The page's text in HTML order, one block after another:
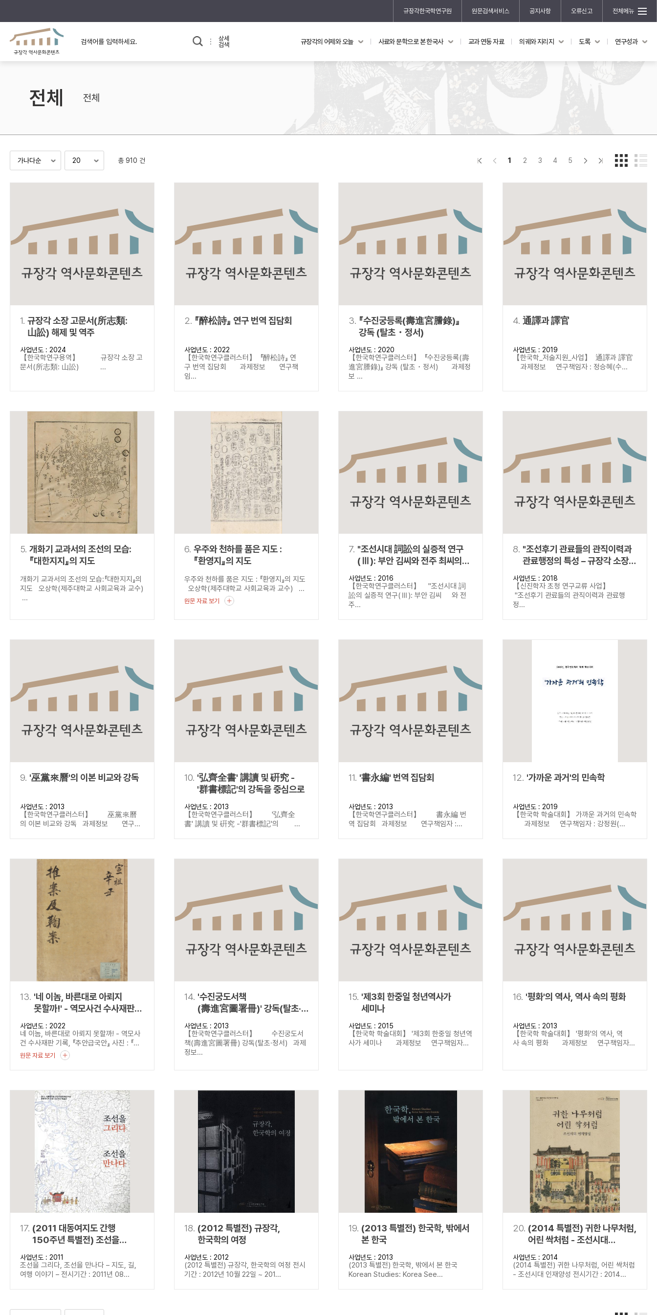
규장각한국학연구원 원문검색서비스 공지사항 오류신고 전체메뉴
규장각의 어제와 오늘
규장각 소개영상
사료와 문학으로 본
조선 후기
교과 연동 자료 의궤와 지리지 도록 연구성과
신진학자 초청 연구교류 사업
규장각-산기 연구비 지원 사업
홍재 한국학 펠로십 프로그램
상세
검색
검색 연산자 사용안내
사용 예
“정조”와 “정약용”이 동시에 포함된 자료를 검
OR 정조 OR 정약용 “정조” 또는 “정약용”이 포함된 자료를 검색
동시에 여러 개의 연산자를 사용할 수 있습니다.
규장각의 어제와 오늘 사료와 문학으로 본 한국사 교과 연동 자료 의궤와 지리지 도록 연구성과
전체 전체
총 910 건 1 2 3 4 5
1. 규장각 소장 고문서(所志類:
山訟) 해제 및 역주
사업년도 : 2024
【한국학연구용역】 규장각 소장 고
문서(所志類: 山訟) ...
2. 『醉松詩』 연구 번역 집담회
사업년도 : 2022
【한국학연구클러스터】 『醉松詩』 연
구 번역 집담회 과제정보 연구책
임...
3. 『수진궁등록(壽進宮謄錄)』
강독 (탈초・정서)
사업년도 : 2020
【한국학연구클러스터】 『수진궁등록(壽
進宮謄錄)』 강독 (탈초・정서) 과제정
보 ...
4. 通譯과 譯官
사업년도 : 2019
【한국학_저술지원_사업】 通譯과 譯官
과제정보 연구책임자 : 정승혜(수...
5. 개화기 교과서의 조선의 모습:
『대한지지』의 지도
개화기 교과서의 조선의 모습:『대한지지』의
지도 오상학(제주대학교 사회교육과 교수)
...
6. 우주와 천하를 품은 지도 :
『환영지』의 지도
우주와 천하를 품은 지도 : 『환영지』의 지도
오상학(제주대학교 사회교육과 교수) ...
원문 자료 보기
7. "조선시대 詞訟의 실증적 연구
(Ⅲ): 부안 김씨와 전주 최씨의
산송 자료 강독"
사업년도 : 2016
【한국학연구클러스터】 "조선시대 詞
訟의 실증적 연구(Ⅲ): 부안 김씨 와 전
주...
8. "조선후기 관료들의 관직이력과
관료행정의 특성 – 규장각 소장
‘정사책’(政事冊) 자료의 분석을
중심으로"
사업년도 : 2018
【신진학자 초청 연구교류 사업】
"조선후기 관료들의 관직이력과 관료행
정...
9. '巫黨來曆'의 이본 비교와 강독
사업년도 : 2013
【한국학연구클러스터】 巫黨來曆
의 이본 비교와 강독 과제정보 연구...
10. '弘齊全書' 講讀 및 硏究 -
'群書標記'의 강독을 중심으로
사업년도 : 2013
【한국학연구클러스터】 '弘齊全
書' 講讀 및 硏究 -'群書標記'의 ...
11. '書永編' 번역 집담회
사업년도 : 2013
【한국학연구클러스터】 書永編 번
역 집담회 과제정보 연구책임자 :...
12. '가까운 과거'의 민속학
사업년도 : 2019
【한국학 학술대회】 가까운 과거의 민속학
과제정보 연구책임자 : 강정원(...
13. '네 이놈, 바른대로 아뢰지
못할까!' - 역모사건 수사재판
기록, 『추안급국안』
사업년도 : 2022
네 이놈, 바른대로 아뢰지 못할까! - 역모사
건 수사재판 기록, 『추안급국안』 사진 : 『...
원문 자료 보기
14. '수진궁도서책
(壽進宮圖署冊)' 강독(탈초·
정서)
사업년도 : 2013
【한국학연구클러스터】 수진궁도서
책(壽進宮圖署冊) 강독(탈초·정서) 과제
정보...
15. '제3회 한중일 청년역사가
세미나
사업년도 : 2015
【한국학 학술대회】 '제3회 한중일 청년역
사가 세미나 과제정보 연구책임자...
16. '평화'의 역사, 역사 속의 평화
사업년도 : 2013
【한국학 학술대회】 '평화'의 역사, 역
사 속의 평화 과제정보 연구책임자...
17. (2011 대동여지도 간행
150주년 특별전) 조선을
그리다, 조선을 만나다
사업년도 : 2011
조선을 그리다, 조선을 만나다 – 지도, 길,
여행 이야기 – 전시기간 : 2011년 08...
18. (2012 특별전) 규장각,
한국학의 여정
사업년도 : 2012
(2012 특별전) 규장각, 한국학의 여정 전시
기간 : 2012년 10월 22일 ~ 201...
19. (2013 특별전) 한국학, 밖에서
본 한국
사업년도 : 2013
(2013 특별전) 한국학, 밖에서 본 한국
Korean Studies: Korea See...
20. (2014 특별전) 귀한 나무처럼,
어린 싹처럼 - 조선시대
인재양성
사업년도 : 2014
(2014 특별전) 귀한 나무처럼, 어린 싹처럼
- 조선시대 인재양성 전시기간 : 2014...